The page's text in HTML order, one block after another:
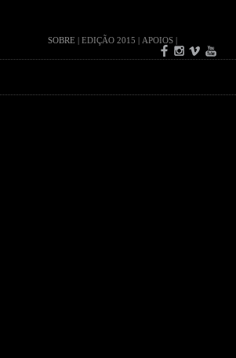
SOBRE | EDIÇÃO 2015 | APOIOS |